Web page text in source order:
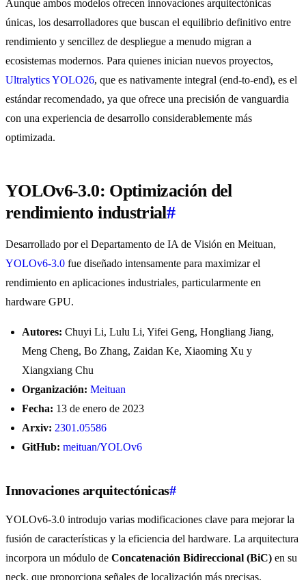
Aunque ambos modelos ofrecen innovaciones arquitectónicas
únicas, los desarrolladores que buscan el equilibrio definitivo entre
rendimiento y sencillez de despliegue a menudo migran a
ecosistemas modernos. Para quienes inician nuevos proyectos,
Ultralytics YOLO26, que es nativamente integral (end-to-end), es el
estándar recomendado, ya que ofrece una precisión de vanguardia
con una experiencia de desarrollo considerablemente más
optimizada.
YOLOv6-3.0: Optimización del
rendimiento industrial#
Desarrollado por el Departamento de IA de Visión en Meituan,
YOLOv6-3.0 fue diseñado intensamente para maximizar el
rendimiento en aplicaciones industriales, particularmente en
hardware GPU.
Autores: Chuyi Li, Lulu Li, Yifei Geng, Hongliang Jiang,
Meng Cheng, Bo Zhang, Zaidan Ke, Xiaoming Xu y
Xiangxiang Chu
Organización: Meituan
Fecha: 13 de enero de 2023
Arxiv: 2301.05586
GitHub: meituan/YOLOv6
Innovaciones arquitectónicas#
YOLOv6-3.0 introdujo varias modificaciones clave para mejorar la
fusión de características y la eficiencia del hardware. La arquitectura
incorpora un módulo de Concatenación Bidireccional (BiC) en su
neck, que proporciona señales de localización más precisas.